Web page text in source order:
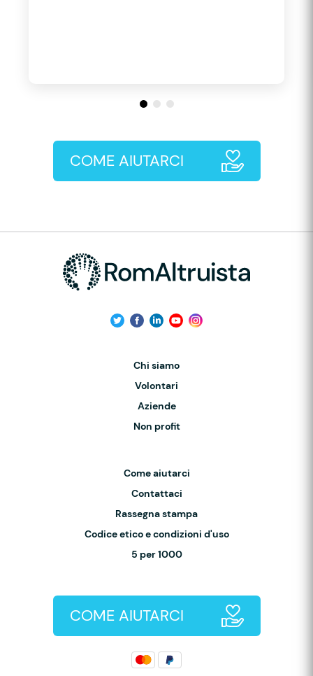
COME AIUTARCI
Chi siamo
Volontari
Aziende
Non profit
Come aiutarci
Contattaci
Rassegna stampa
Codice etico e condizioni d'uso
5 per 1000
COME AIUTARCI